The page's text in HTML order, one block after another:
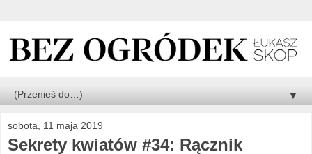
▼
sobota, 11 maja 2019
Sekrety kwiatów #34: Rącznik